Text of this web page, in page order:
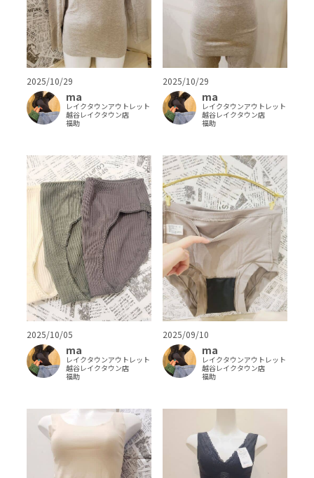
2025/10/29
ma
レイクタウンアウトレット
越谷レイクタウン店
福助
2025/10/29
ma
レイクタウンアウトレット
越谷レイクタウン店
福助
2025/10/05
ma
レイクタウンアウトレット
越谷レイクタウン店
福助
2025/09/10
ma
レイクタウンアウトレット
越谷レイクタウン店
福助